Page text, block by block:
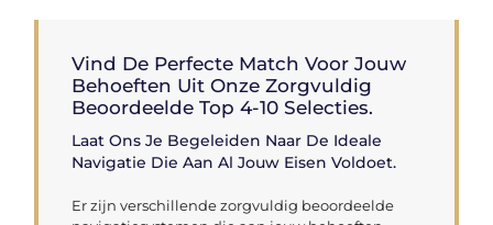
Vind De Perfecte Match Voor Jouw
Behoeften Uit Onze Zorgvuldig
Beoordeelde Top 4-10 Selecties.
Laat Ons Je Begeleiden Naar De Ideale
Navigatie Die Aan Al Jouw Eisen Voldoet.
Er zijn verschillende zorgvuldig beoordeelde